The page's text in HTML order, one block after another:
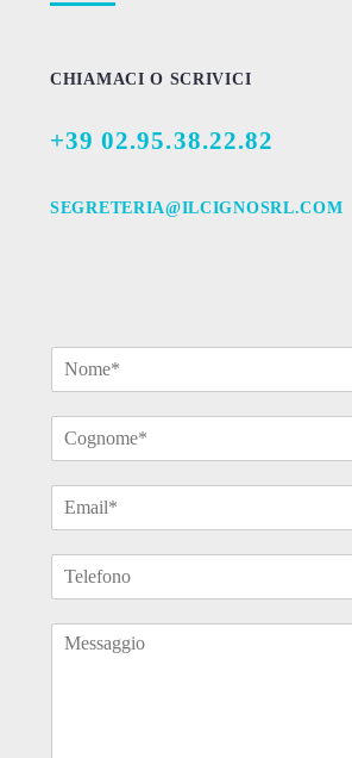
CHIAMACI O SCRIVICI
+39 02.95.38.22.82
SEGRETERIA@ILCIGNOSRL.COM